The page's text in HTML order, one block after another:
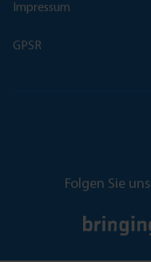
Impressum
GPSR
Folgen Sie uns